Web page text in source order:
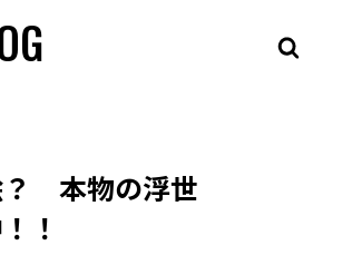
？ 本物の浮世
！